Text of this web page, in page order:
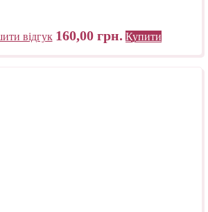
відгук 160,00 грн. Купити